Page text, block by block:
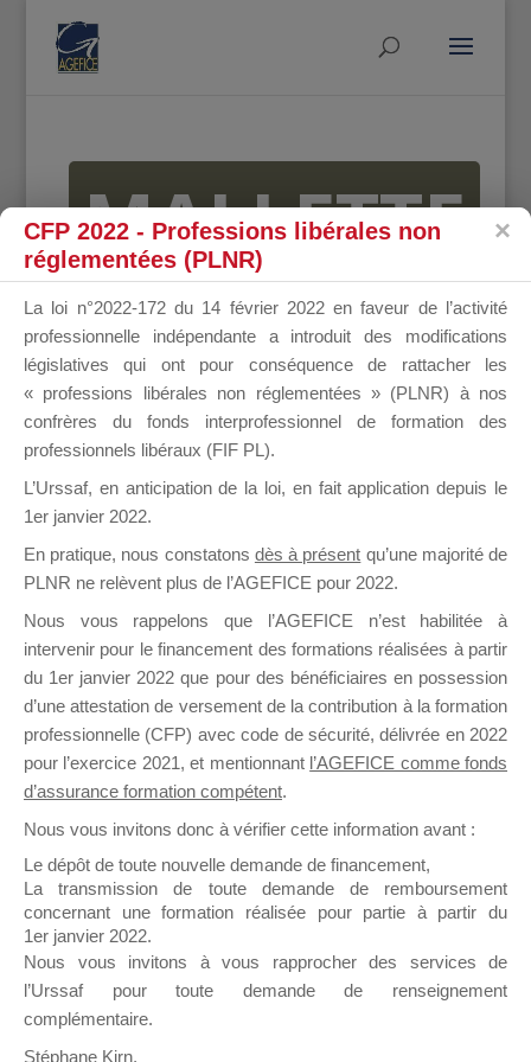
MALLETTE
DU
DIRIGEANT
il y a un mois
Ce groupe est destiné aux Organismes de
Formation qui souhaitent répondre à l’Appel à
Propositions Mallette du Dirigeant.
Ce groupe propose un forum dédié au support
sur lequel il est possible de laisser un message
ou poser une question.
NB : Il est nécessaire d’être
pouvoir rejoindre ce groupe
CFP 2022 - Professions libérales non
réglementées (PLNR)
La loi n°2022-172 du 14 février 2022 en faveur de l’activité
professionnelle indépendante a introduit des modifications
législatives qui ont pour conséquence de rattacher les
« professions libérales non réglementées » (PLNR) à nos
confrères du fonds interprofessionnel de formation des
professionnels libéraux (FIF PL).
L’Urssaf, en anticipation de la loi, en fait application depuis le
1er janvier 2022.
En pratique, nous constatons dès à présent qu’une majorité de
PLNR ne relèvent plus de l’AGEFICE pour 2022.
Nous vous rappelons que l’AGEFICE n’est habilitée à
intervenir pour le financement des formations réalisées à partir
du 1er janvier 2022 que pour des bénéficiaires en possession
d’une attestation de versement de la contribution à la formation
professionnelle (CFP) avec code de sécurité, délivrée en 2022
pour l’exercice 2021, et mentionnant l’AGEFICE comme fonds
d’assurance formation compétent.
Nous vous invitons donc à vérifier cette information avant :
Le dépôt de toute nouvelle demande de financement,
La transmission de toute demande de remboursement
concernant une formation réalisée pour partie à partir du
1er janvier 2022.
Nous vous invitons à vous rapprocher des services de
l’Urssaf pour toute demande de renseignement
complémentaire.
Stéphane Kirn,